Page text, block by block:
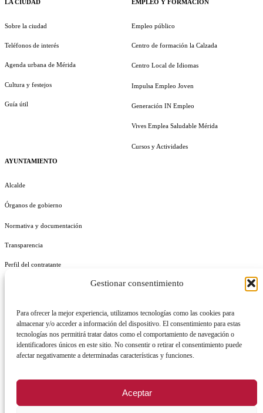
Gestionar consentimiento
Para ofrecer la mejor experiencia, utilizamos tecnologías como las cookies para
almacenar y/o acceder a información del dispositivo. El consentimiento para estas
tecnologías nos permitirá tratar datos como el comportamiento de navegación o
identificadores únicos en este sitio. No consentir o retirar el consentimiento puede
afectar negativamente a determinadas características y funciones.
Aceptar
LA CIUDAD
Sobre la ciudad
Teléfonos de interés
Agenda urbana de Mérida
Cultura y festejos
Guía útil
AYUNTAMIENTO
Alcalde
Órganos de gobierno
Normativa y documentación
Transparencia
Perfil del contratante
EMPLEO Y FORMACIÓN
Empleo público
Centro de formación la Calzada
Centro Local de Idiomas
Impulsa Empleo Joven
Generación IN Empleo
Vives Emplea Saludable Mérida
Cursos y Actividades
REGISTRO DE ACTIVIDADES DE TRATAMIENTO